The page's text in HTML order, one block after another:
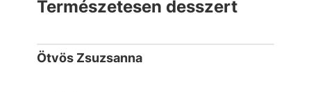
Természetesen desszert
Ötvös Zsuzsanna